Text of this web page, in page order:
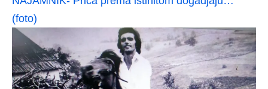
(foto)